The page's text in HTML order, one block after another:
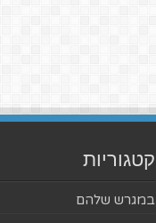
קטגוריות
במגרש שלהם